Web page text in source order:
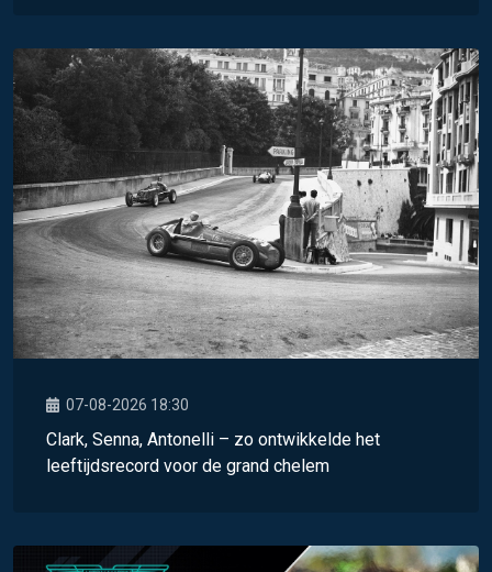
07-08-2026 18:30
Clark, Senna, Antonelli – zo ontwikkelde het
leeftijdsrecord voor de grand chelem